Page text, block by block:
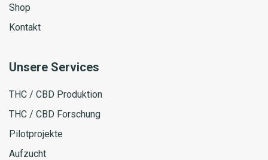
Shop
Kontakt
Unsere Services
THC / CBD Produktion
THC / CBD Forschung
Pilotprojekte
Aufzucht